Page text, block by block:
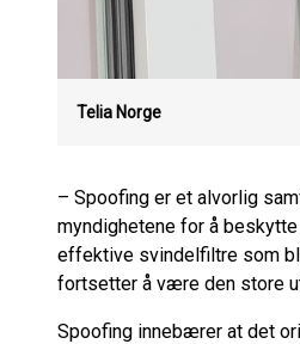
Telia Norge
– Spoofing er et alvorlig
myndighetene for å
effektive svindelfiltre som
fortsetter å være den store
Spoofing innebærer at det